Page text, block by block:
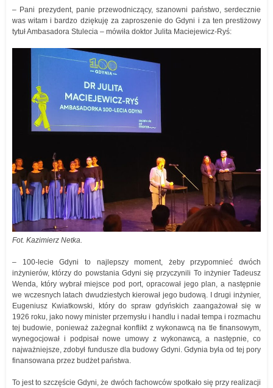
– Pani prezydent, panie przewodniczący, szanowni państwo, serdecznie
was witam i bardzo dziękuję za zaproszenie do Gdyni i za ten prestiżowy
tytuł Ambasadora Stulecia – mówiła doktor Julita Maciejewicz-Ryś:
Fot. Kazimierz Netka.
– 100-lecie Gdyni to najlepszy moment, żeby przypomnieć dwóch
inżynierów, którzy do powstania Gdyni się przyczynili To inżynier Tadeusz
Wenda, który wybrał miejsce pod port, opracował jego plan, a następnie
we wczesnych latach dwudziestych kierował jego budową. I drugi inżynier,
Eugeniusz Kwiatkowski, który do spraw gdyńskich zaangażował się w
1926 roku, jako nowy minister przemysłu i handlu i nadał tempa i rozmachu
tej budowie, ponieważ zażegnał konflikt z wykonawcą na tle finansowym,
wynegocjował i podpisał nowe umowy z wykonawcą, a następnie, co
najważniejsze, zdobył fundusze dla budowy Gdyni. Gdynia była od tej pory
finansowana przez budżet państwa.
To jest to szczęście Gdyni, że dwóch fachowców spotkało się przy realizacji